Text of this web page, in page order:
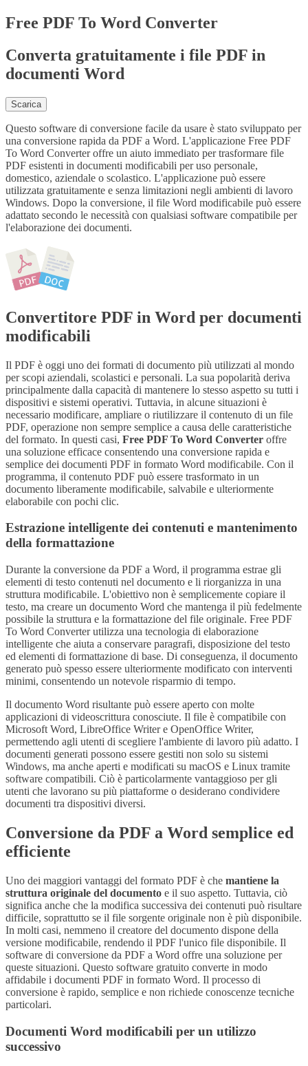
Free PDF To Word Converter
Converta gratuitamente i file PDF in
documenti Word
Scarica
Questo software di conversione facile da usare è stato sviluppato per
una conversione rapida da PDF a Word. L'applicazione Free PDF
To Word Converter offre un aiuto immediato per trasformare file
PDF esistenti in documenti modificabili per uso personale,
domestico, aziendale o scolastico. L'applicazione può essere
utilizzata gratuitamente e senza limitazioni negli ambienti di lavoro
Windows. Dopo la conversione, il file Word modificabile può essere
adattato secondo le necessità con qualsiasi software compatibile per
l'elaborazione dei documenti.
Convertitore PDF in Word per documenti
modificabili
Il PDF è oggi uno dei formati di documento più utilizzati al mondo
per scopi aziendali, scolastici e personali. La sua popolarità deriva
principalmente dalla capacità di mantenere lo stesso aspetto su tutti i
dispositivi e sistemi operativi. Tuttavia, in alcune situazioni è
necessario modificare, ampliare o riutilizzare il contenuto di un file
PDF, operazione non sempre semplice a causa delle caratteristiche
del formato. In questi casi, Free PDF To Word Converter offre
una soluzione efficace consentendo una conversione rapida e
semplice dei documenti PDF in formato Word modificabile. Con il
programma, il contenuto PDF può essere trasformato in un
documento liberamente modificabile, salvabile e ulteriormente
elaborabile con pochi clic.
Estrazione intelligente dei contenuti e mantenimento
della formattazione
Durante la conversione da PDF a Word, il programma estrae gli
elementi di testo contenuti nel documento e li riorganizza in una
struttura modificabile. L'obiettivo non è semplicemente copiare il
testo, ma creare un documento Word che mantenga il più fedelmente
possibile la struttura e la formattazione del file originale. Free PDF
To Word Converter utilizza una tecnologia di elaborazione
intelligente che aiuta a conservare paragrafi, disposizione del testo
ed elementi di formattazione di base. Di conseguenza, il documento
generato può spesso essere ulteriormente modificato con interventi
minimi, consentendo un notevole risparmio di tempo.
Il documento Word risultante può essere aperto con molte
applicazioni di videoscrittura conosciute. Il file è compatibile con
Microsoft Word, LibreOffice Writer e OpenOffice Writer,
permettendo agli utenti di scegliere l'ambiente di lavoro più adatto. I
documenti generati possono essere gestiti non solo su sistemi
Windows, ma anche aperti e modificati su macOS e Linux tramite
software compatibili. Ciò è particolarmente vantaggioso per gli
utenti che lavorano su più piattaforme o desiderano condividere
documenti tra dispositivi diversi.
Conversione da PDF a Word semplice ed
efficiente
Uno dei maggiori vantaggi del formato PDF è che mantiene la
struttura originale del documento e il suo aspetto. Tuttavia, ciò
significa anche che la modifica successiva dei contenuti può risultare
difficile, soprattutto se il file sorgente originale non è più disponibile.
In molti casi, nemmeno il creatore del documento dispone della
versione modificabile, rendendo il PDF l'unico file disponibile. Il
software di conversione da PDF a Word offre una soluzione per
queste situazioni. Questo software gratuito converte in modo
affidabile i documenti PDF in formato Word. Il processo di
conversione è rapido, semplice e non richiede conoscenze tecniche
particolari.
Documenti Word modificabili per un utilizzo
successivo